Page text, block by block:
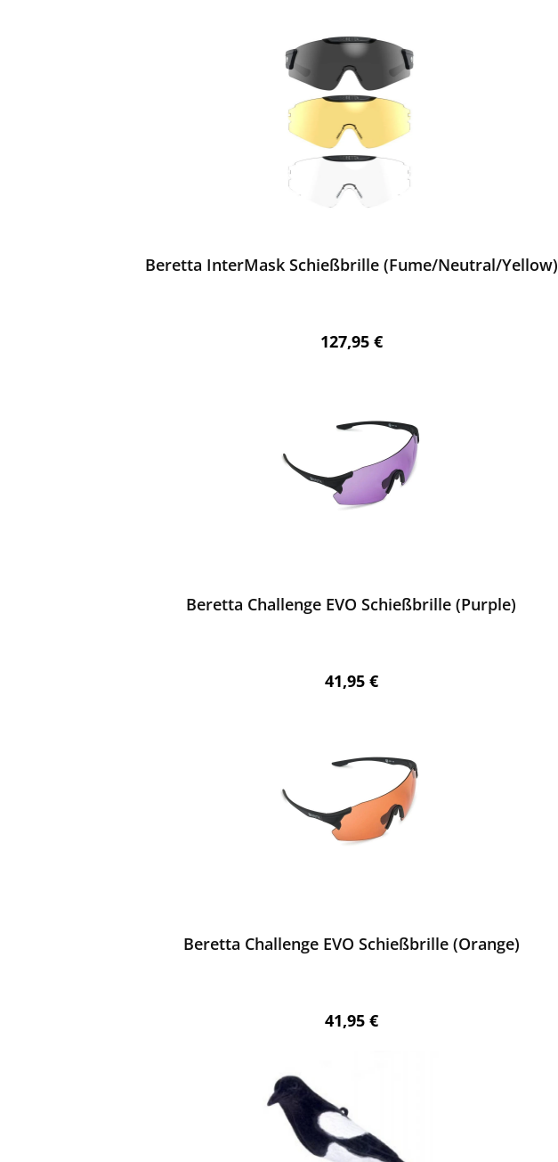
Beretta InterMask Schießbrille (Fume/Neutral/Yellow)
Regulärer Preis:
127,95 €
Beretta Challenge EVO Schießbrille (Purple)
Regulärer Preis:
41,95 €
Beretta Challenge EVO Schießbrille (Orange)
Regulärer Preis:
41,95 €